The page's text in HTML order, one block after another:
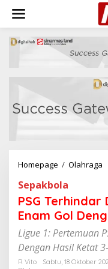
w
Homepage / Olahraga
T
e
r
h
n
d
Sepakbola
PSG
Enam Gol
Ligue 1: Pertemuan
Dengan Hasil Ketat
R Vito
Sabtu, 18 Oktober